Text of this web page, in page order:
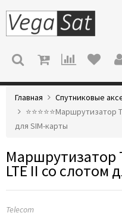
МЕНЮ
Главная Спутниковые
для SIM-карты
Маршрутизатор
LTE II со слотом
Telecom